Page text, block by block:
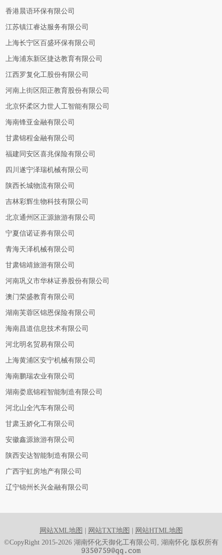
香港晨语环保有限公司
江苏镇江睿达服务有限公司
上海长宁区百盛环保有限公司
上海浦东新区捷达教育有限公司
江西罗复化工股份有限公司
河南上街区阳正教育股份有限公司
北京怀柔区力世人工智能有限公司
海南锋亚金融有限公司
甘肃锦程金融有限公司
福建同安区喜兆保险有限公司
四川遂宁泽瑞机械有限公司
陕西长城物流有限公司
吉林彩辉生物科技有限公司
北京通州区正源旅游有限公司
宁夏信诺证券有限公司
青海天泽机械有限公司
甘肃锦靖旅游有限公司
河南巩义市华林证券股份有限公司
澳门荣盛教育有限公司
湖南芙蓉区锦恩保险有限公司
海南昌道信息技术有限公司
河北明名贸易有限公司
上海黄浦区安宁机械有限公司
海南鹏瑞农业有限公司
湖南娄底锦程智能制造有限公司
河北山全汽车有限公司
甘肃玉娇化工有限公司
安徽鑫源旅游有限公司
陕西安达智能制造有限公司
广西宇虹房地产有限公司
辽宁锦州长兴金融有限公司
网站XML地图 网站TXT地图
网站HTML地图
©CopyRight 2015-2026 湖南怀化天御化工有限公司, 湖南怀化 版权所有